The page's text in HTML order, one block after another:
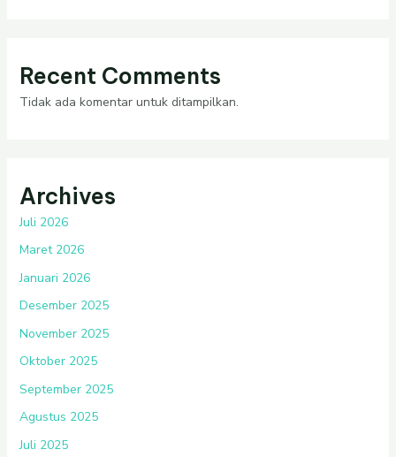
Recent Comments
Tidak ada komentar untuk ditampilkan.
Archives
Juli 2026
Maret 2026
Januari 2026
Desember 2025
November 2025
Oktober 2025
September 2025
Agustus 2025
Juli 2025